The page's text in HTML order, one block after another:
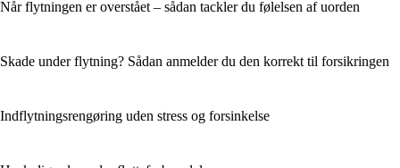
Når flytningen er overstået – sådan tackler du følelsen af uorden
Skade under flytning? Sådan anmelder du den korrekt til forsikringen
Indflytningsrengøring uden stress og forsinkelse